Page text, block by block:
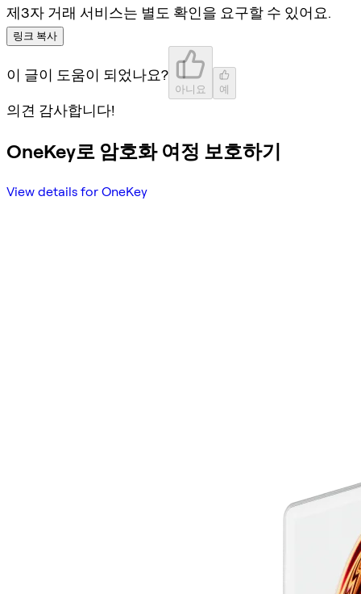
제3자 거래 서비스는 별도 확인을 요구할 수 있어요.
링크 복사
이 글이 도움이 되었나요?
아니요 예
의견 감사합니다!
OneKey로 암호화 여정 보호하기
View details for OneKey